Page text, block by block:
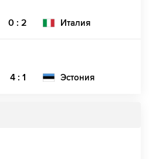
0 : 2 Италия
4 : 1 Эстония